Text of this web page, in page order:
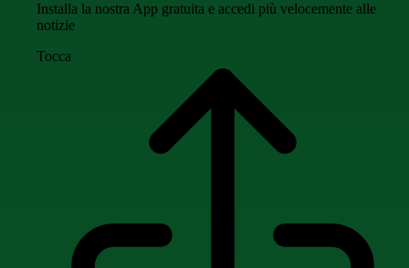
Installa la nostra App gratuita e accedi più velocemente alle
notizie
Tocca